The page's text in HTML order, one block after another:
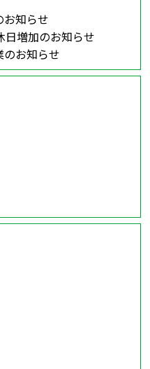
お知らせ
日増加のお知らせ
のお知らせ